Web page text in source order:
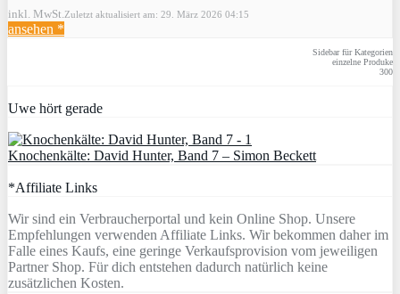
inkl. MwSt. Zuletzt aktualisiert am: 29. März 2026 04:15
ansehen *
Sidebar für Kategorien
einzelne Produke
300
Uwe hört gerade
Knochenkälte: David Hunter, Band 7 – Simon Beckett
*Affiliate Links
Wir sind ein Verbraucherportal und kein Online Shop. Unsere
Empfehlungen verwenden Affiliate Links. Wir bekommen daher im
Falle eines Kaufs, eine geringe Verkaufsprovision vom jeweiligen
Partner Shop. Für dich entstehen dadurch natürlich keine
zusätzlichen Kosten.